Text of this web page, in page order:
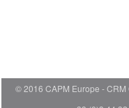
© 2016 CAPM Europe
CRM